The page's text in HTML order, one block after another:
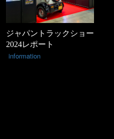
ジャパントラックショー
2024レポート
information